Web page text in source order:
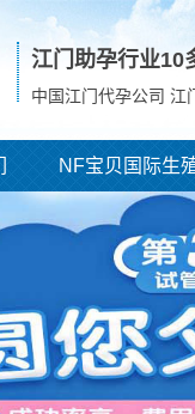
江门助孕行业10
中国江门代孕公司 江
NF宝贝国际生